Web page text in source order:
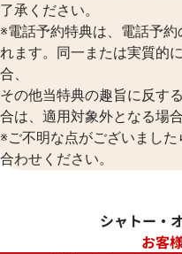
了承ください。
※電話予約特典は、電話予
れます。同一または実質的
合、
その他当特典の趣旨に反す
合は、適用対象外となる場
※ご不明な点がございまし
合わせください。
シャトー・
お客